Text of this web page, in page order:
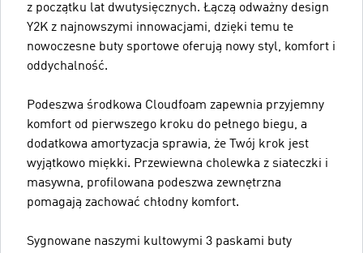
z początku lat dwutysięcznych. Łączą odważny design
Y2K z najnowszymi innowacjami, dzięki temu te
nowoczesne buty sportowe oferują nowy styl, komfort i
oddychalność.
Podeszwa środkowa Cloudfoam zapewnia przyjemny
komfort od pierwszego kroku do pełnego biegu, a
dodatkowa amortyzacja sprawia, że Twój krok jest
wyjątkowo miękki. Przewiewna cholewka z siateczki i
masywna, profilowana podeszwa zewnętrzna
pomagają zachować chłodny komfort.
Sygnowane naszymi kultowymi 3 paskami buty